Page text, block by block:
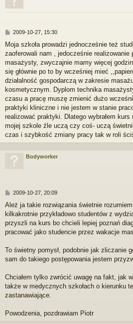
P
s
t
2009-10-27, 15:30
Moja szkoła prowadzi jednocześnie też
zaoferowali nam , jedocześnie realizowanie
masażysty, zwyczajnie mamy więcej
się głównie po to by wcześniej mieć
działalność gospodarczą w zakresie
kosmetycznym. Dyplom technika
czasu a pracę muszę zmienić dużo
praktyki kliniczne i nie jestem w stanie
realizować praktyki. Dlatego wybrałem
mojej szkole źle uczą czy coś- uczą
czas i szybkość zmiany pracy tak w roli
Bodyworker
P
s
2009-10-27, 20:09
Ależ ja takie rozwiązania świetnie rozumiem
kilkakrotnie przykładowo studentów z
przyszli na kurs bo chcieli lepiej poznań
pracować jako studencie przez wakacje
To świetny pomysł, podobnie jak zliczanie
sam do takiego postępowania jestem
Chciałem tylko zwrócić uwagę na fakt, jak
także w medycznych szkołach o kierunku
zastanawiające.
Powodzenia, pozdrawiam Piotr